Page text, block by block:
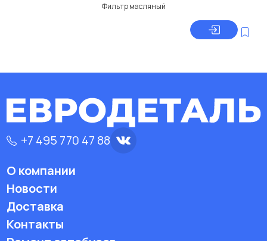
Фильтр масляный
+7 495 770 47 88
О компании
Новости
Доставка
Контакты